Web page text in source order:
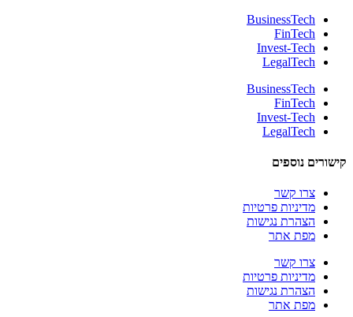
BusinessTech
FinTech
Invest-Tech
LegalTech
BusinessTech
FinTech
Invest-Tech
LegalTech
קישורים נוספים
צרו קשר
מדיניות פרטיות
הצהרת נגישות
מפת אתר
צרו קשר
מדיניות פרטיות
הצהרת נגישות
מפת אתר